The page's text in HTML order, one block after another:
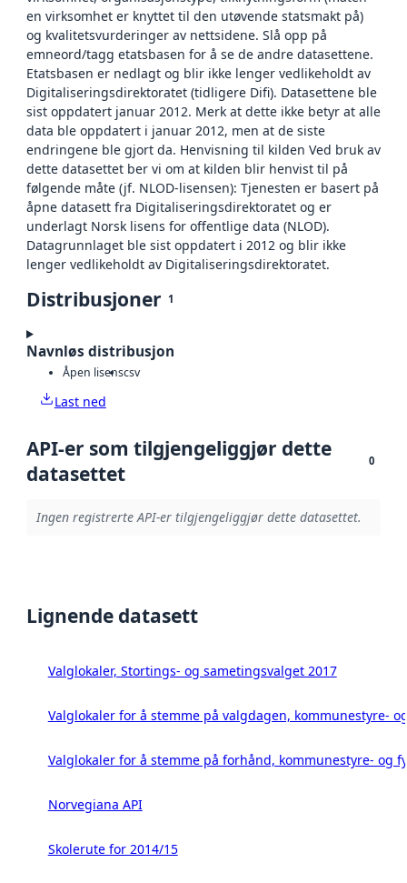
en virksomhet er knyttet til den utøvende statsmakt på)
og kvalitetsvurderinger av nettsidene. Slå opp på
emneord/tagg etatsbasen for å se de andre datasettene.
Etatsbasen er nedlagt og blir ikke lenger vedlikeholdt av
Digitaliseringsdirektoratet (tidligere Difi). Datasettene ble
sist oppdatert januar 2012. Merk at dette ikke betyr at alle
data ble oppdatert i januar 2012, men at de siste
endringene ble gjort da. Henvisning til kilden Ved bruk av
dette datasettet ber vi om at kilden blir henvist til på
følgende måte (jf. NLOD-lisensen): Tjenesten er basert på
åpne datasett fra Digitaliseringsdirektoratet og er
underlagt Norsk lisens for offentlige data (NLOD).
Datagrunnlaget ble sist oppdatert i 2012 og blir ikke
lenger vedlikeholdt av Digitaliseringsdirektoratet.
Distribusjoner 1
Navnløs distribusjon
Åpen lisenscsv
Last ned
API-er som tilgjengeliggjør dette
datasettet
0
Ingen registrerte API-er tilgjengeliggjør dette datasettet.
Lignende datasett
Valglokaler, Stortings- og sametingsvalget 2017
Valglokaler for å stemme på valgdagen, kommunestyre-
Valglokaler for å stemme på forhånd, kommunestyre- og
Norvegiana API
Skolerute for 2014/15